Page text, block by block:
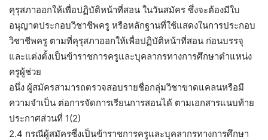
คุรุสภาออกให้เพื่อปฏิบัติหน้าที่สอน ในวันสมัคร ซึ่งจะต้องมีใบ
อนุญาตประกอบวิชาชีพครู หรือหลักฐานที่ใช้แสดงในการประกอบ
วิชาชีพครู ตามที่คุรุสภาออกให้เพื่อปฏิบัติหน้าที่สอน ก่อนบรรจุ
และแต่งตั้งเป็นข้าราชการครูและบุคลากรทางการศึกษาตำแหน่ง
ครูผู้ช่วย
อนึ่ง ผู้สมัครสามารถตรวจสอบรายชื่อกลุ่มวิชาขาดแคลนหรือมี
ความจำเป็น ต่อการจัดการเรียนการสอนได้ ตามเอกสารแนบท้าย
ประกาศส่วนที่ 1(2)
2.4 กรณีผู้สมัครซึ่งเป็นข้าราชการครูและบุคลากรทางการศึกษา